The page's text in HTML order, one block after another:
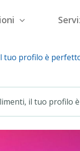
tuo profilo è
il tuo profilo